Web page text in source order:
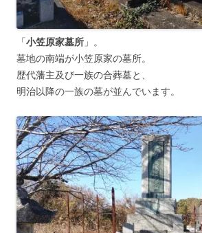
「小笠原家墓所 」。
墓地の南端が小笠原家の墓所。
歴代藩主及び一族の合葬墓と、
明治以降の一族の墓が並んでいます。